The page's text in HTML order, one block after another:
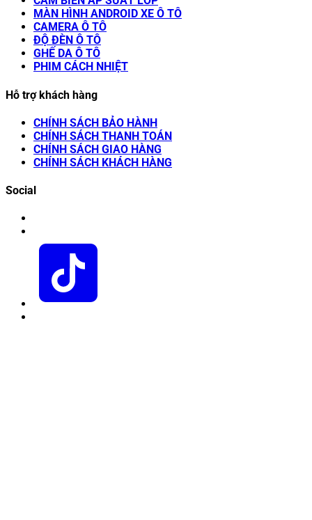
MÀN HÌNH ANDROID XE Ô TÔ
CAMERA Ô TÔ
ĐỘ ĐÈN Ô TÔ
GHẾ DA Ô TÔ
PHIM CÁCH NHIỆT
Hỗ trợ khách hàng
CHÍNH SÁCH BẢO HÀNH
CHÍNH SÁCH THANH TOÁN
CHÍNH SÁCH GIAO HÀNG
CHÍNH SÁCH KHÁCH HÀNG
Social